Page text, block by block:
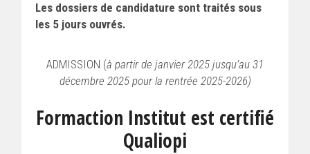
Les dossiers de candidature sont traités sous
les 5 jours ouvrés.
ADMISSION (à partir de janvier 2025 jusqu’au 31
décembre 2025 pour la rentrée 2025-2026)
Formaction Institut est certifié
Qualiopi